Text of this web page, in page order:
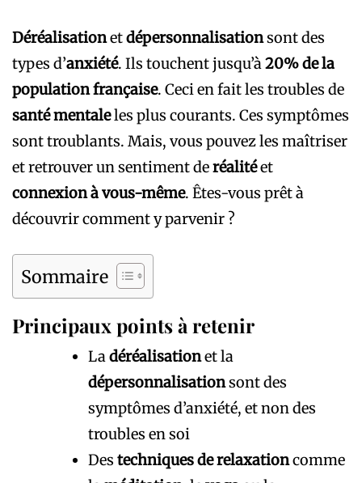
Déréalisationetdépersonnalisationsont des
types d’anxiété. Ils touchent jusqu’à20% de la
population française. Ceci en fait les troubles de
santé mentaleles plus courants. Ces symptômes
sont troublants. Mais, vous pouvez les maîtriser
et retrouver un sentiment deréalitéet
connexion à vous-même. Êtes-vous prêt à
découvrir comment y parvenir ?
Sommaire
Principaux points à retenir
Ladéréalisationet la
dépersonnalisationsont des
symptômes d’anxiété, et non des
troubles en soi
Des techniques de relaxationcomme